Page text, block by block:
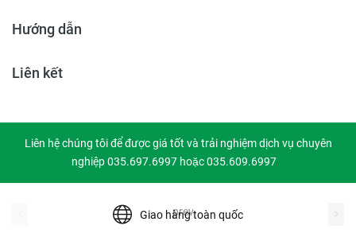
Hướng dẫn
Liên kết
Liên hệ chúng tôi để được giá tốt và trải nghiệm dịch vụ chuyên
nghiệp 035.697.6997 hoặc 035.609.6997
Giao hàng toàn quốc
prev